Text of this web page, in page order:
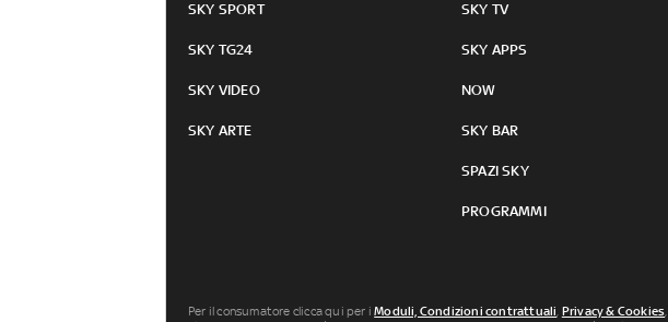
SKY SPORT
SKY TG24
SKY VIDEO
SKY ARTE
SKY TV
SKY APPS
NOW
SKY BAR
SPAZI SKY
PROGRAMMI
Per il consumatore clicca qui per iModuli, Condizioni contrattuali, Privacy & Cookies,